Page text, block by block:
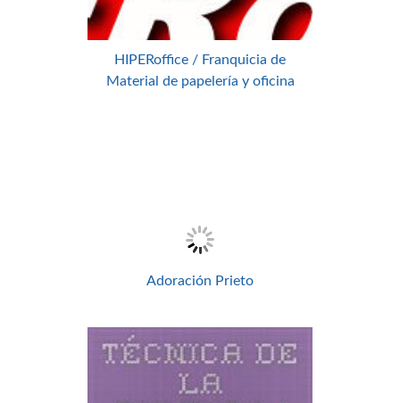
HIPERoffice / Franquicia de
Material de papelería y oficina
Adoración Prieto